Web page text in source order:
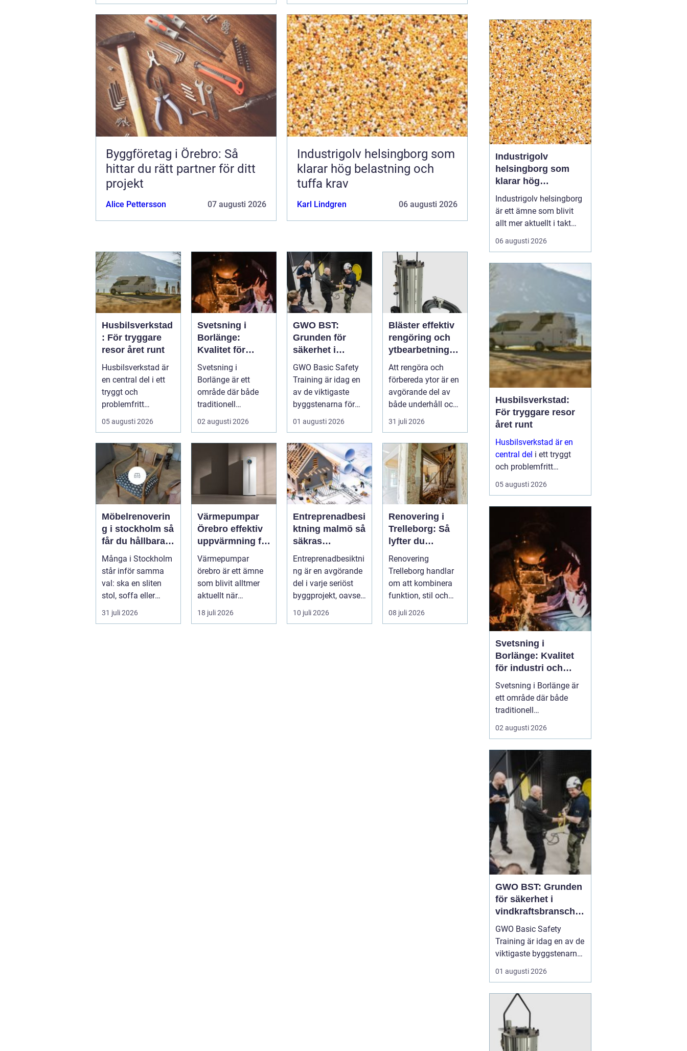
Byggföretag i Örebro: Så
hittar du rätt partner för ditt
projekt
Alice Pettersson 07 augusti 2026
Industrigolv helsingborg som
klarar hög belastning och
tuffa krav
Karl Lindgren 06 augusti 2026
Husbilsverkstad
: För tryggare
resor året runt
Husbilsverkstad är
en central del i ett
tryggt och
problemfritt
husbilsliv. När en
husbil ...
05 augusti 2026
Svetsning i
Borlänge:
Kvalitet för
industri och
konstruktion
Svetsning i
Borlänge är ett
område där både
traditionell
verkstadsindustr...
02 augusti 2026
GWO BST:
Grunden för
säkerhet i
vindkraftsbrans
chen
GWO Basic Safety
Training är idag en
av de viktigaste
byggstenarna för
alla som vill arbet...
01 augusti 2026
Bläster effektiv
rengöring och
ytbearbetning
för proffs och
hantverkare
Att rengöra och
förbereda ytor är en
avgörande del av
både underhåll och
renovering. Färg,
rost, smu...
31 juli 2026
Möbelrenoverin
g i stockholm så
får du hållbara
och vackra
möbler
Många i Stockholm
står inför samma
val: ska en sliten
stol, soffa eller
fåtölj slängas,
säljas billi...
31 juli 2026
Värmepumpar
Örebro effektiv
uppvärmning för
hus och
fastigheter
Värmepumpar
örebro är ett ämne
som blivit alltmer
aktuellt när
energipriser stiger
och fler vill sän...
18 juli 2026
Entreprenadbesi
ktning malmö så
säkras
kvaliteten i
byggprojekt
Entreprenadbesiktni
ng är en avgörande
del i varje seriöst
byggprojekt, oavsett
om det handlar om
en ...
10 juli 2026
Renovering i
Trelleborg: Så
lyfter du
hemmet på ett
smart sätt
Renovering
Trelleborg handlar
om att kombinera
funktion, stil och
långsiktig ekonomi i
samma p...
08 juli 2026
huset. Många vill ha en
trygg by...
Industrigolv
helsingborg som
klarar hög
belastning och tuffa
krav
Industrigolv helsingborg
är ett ämne som blivit
allt mer aktuellt i takt
med att fler
verksamheter söker
lättskötta golvlösningar.
behöver golvet vara mer
än bara en slityta. Golvet
ska tåla tung trafi...
06 augusti 2026
Husbilsverkstad:
För tryggare resor
året runt
Husbilsverkstad är en
central del i ett tryggt
och problemfritt
husbilsliv. När en husbil
används som både
05 augusti 2026
Svetsning i
Borlänge: Kvalitet
för industri och
konstruktion
Svetsning i Borlänge är
ett område där både
traditionell
verkstadsindustri och
moderna
möts. I takt med att
kraven på hållbara
lösningar och hög
produktionssäkerhet ö...
02 augusti 2026
GWO BST: Grunden
för säkerhet i
vindkraftsbransche
n
GWO Basic Safety
Training är idag en av de
viktigaste byggstenarna
för alla som vill arbeta
professionellt inom
skapar en gemensam
säkerhetsnivå i en
bransch där jobbet ofta
sker långt frå...
01 augusti 2026